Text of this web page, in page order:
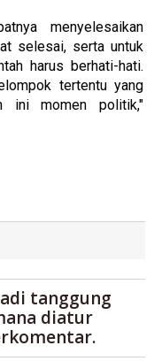
menyelesaikan
selesai, serta untuk
harus berhati-hati.
tertentu yang
ini momen politik,"
tanggung
diatur